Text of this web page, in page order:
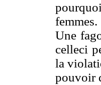
Une
celle­ci
la
pouvoir